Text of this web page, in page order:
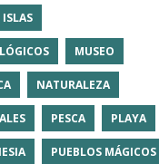
ISLAS
MUSEO
NATURALEZA
PESCA PLAYA
PUEBLOS MÁGICOS